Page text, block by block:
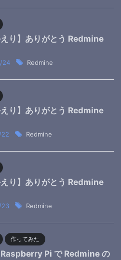
えり】ありがとう Redmine
24 Redmine
えり】ありがとう Redmine
22 Redmine
えり】ありがとう Redmine
23 Redmine
作ってみた
Raspberry Pi で Redmine の